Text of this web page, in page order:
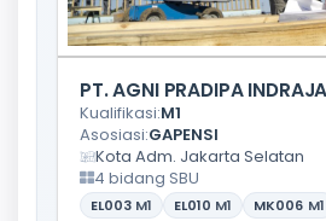
PT. AGNI PRADIPA
Kualifikasi:M1
Asosiasi:GAPENSI
Kota Adm. Jakarta Selatan
4 bidang SBU
EL003 M1 EL010 M1 MK006 M1